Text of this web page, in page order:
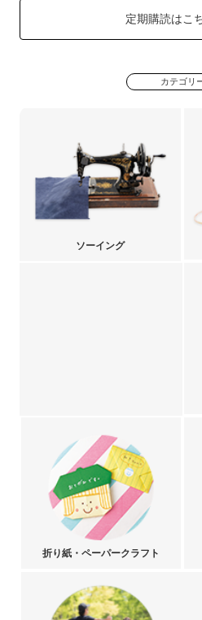
定期購読はこ
カテゴリ
ソーイング
折り紙・ペーパークラフト